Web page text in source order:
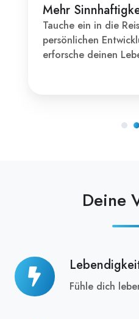
Mehr
Tauche ein in die
persönlichen
erforsche deinen
Deine
Fühle dich
Lebendigkeit